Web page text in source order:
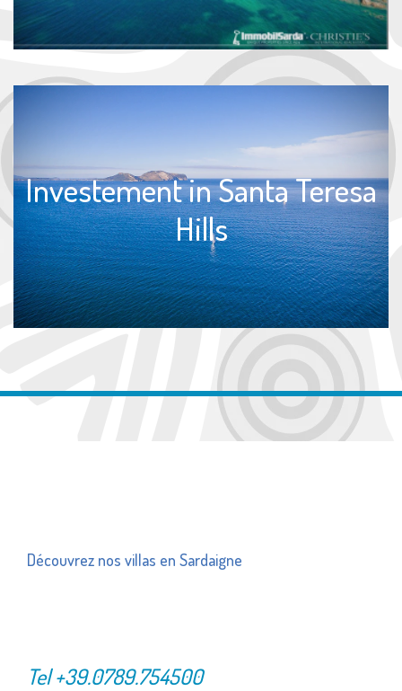
Investement in Santa Teresa
Hills
Découvrez nos villas en Sardaigne
Tel+39.0789.754500